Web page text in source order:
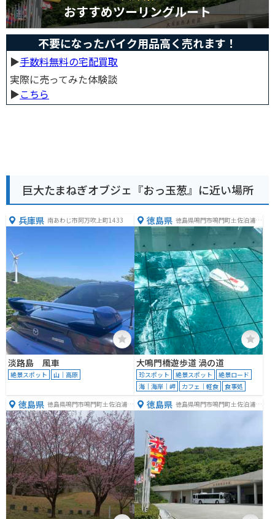
おすすめツーリングルート
不要になったバイク用品高く売れます！
▶︎手数料無料の宅配買取
実際に売ってみた体験談
▶︎こちら
巨大たまねぎオブジェ『おっ玉葱』に近い場所
兵庫県 南あわじ市阿万吹上町1433
淡路島 風車
絶景スポット 山｜高原
徳島県 徳島県鳴門市鳴門町土佐泊浦福
池
大鳴門橋遊歩道 渦の道
珍スポット 絶景スポット
絶景ロード
海｜海岸｜岬
カフェ｜軽食 食事処
徳島県 徳島県鳴門市鳴門町土佐泊浦福
池
徳島県 徳島県鳴門市鳴門町土佐泊浦福
池６５−１